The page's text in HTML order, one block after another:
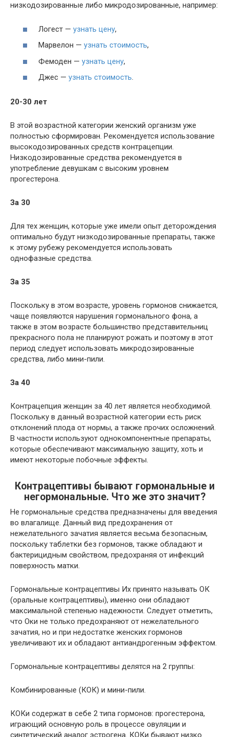
низкодозированные либо микродозированные, например:
Логест — узнать цену,
Марвелон — узнать стоимость,
Фемоден — узнать цену,
Джес — узнать стоимость.
20-30 лет
В этой возрастной категории женский организм уже
полностью сформирован. Рекомендуется использование
высокодозированных средств контрацепции.
Низкодозированные средства рекомендуется в
употребление девушкам с высоким уровнем
прогестерона.
За 30
Для тех женщин, которые уже имели опыт деторождения
оптимально будут низкодозированные препараты, также
к этому рубежу рекомендуется использовать
однофазные средства.
За 35
Поскольку в этом возрасте, уровень гормонов снижается,
чаще появляются нарушения гормонального фона, а
также в этом возрасте большинство представительниц
прекрасного пола не планируют рожать и поэтому в этот
период следует использовать микродозированные
средства, либо мини-пили.
За 40
Контрацепция женщин за 40 лет является необходимой.
Поскольку в данный возрастной категории есть риск
отклонений плода от нормы, а также прочих осложнений.
В частности используют однокомпонентные препараты,
которые обеспечивают максимальную защиту, хоть и
имеют некоторые побочные эффекты.
Контрацептивы бывают гормональные и
негормональные. Что же это значит?
Не гормональные средства предназначены для введения
во влагалище. Данный вид предохранения от
нежелательного зачатия является весьма безопасным,
поскольку таблетки без гормонов, также обладают и
бактерицидным свойством, предохраняя от инфекций
поверхность матки.
Гормональные контрацептивы Их принято называть ОК
(оральные контрацептивы), именно они обладают
максимальной степенью надежности. Следует отметить,
что Оки не только предохраняют от нежелательного
зачатия, но и при недостатке женских гормонов
увеличивают их и обладают антиандрогенным эффектом.
Гормональные контрацептивы делятся на 2 группы:
Комбинированные (КОК) и мини-пили.
КОКи содержат в себе 2 типа гормонов: прогестерона,
играющий основную роль в процессе овуляции и
синтетический аналог эстрогена. КОКи бывают низко